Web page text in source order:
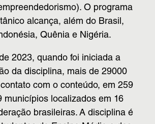
O programa
alcança, além do Brasil,
Quênia e Nigéria.
2023, quando foi iniciada a
da disciplina, mais de 29000
com o conteúdo, em 259
municípios localizados em 16
brasileiras. A disciplina é